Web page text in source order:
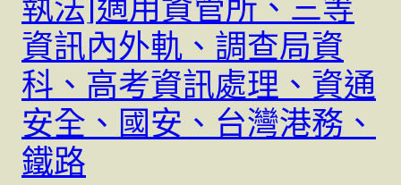
資訊內外軌、調查局資
科、高考資訊處理、資通
安全、國安、台灣港務、
鐵路